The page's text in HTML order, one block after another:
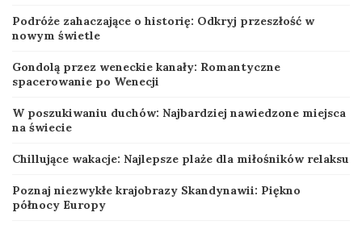
Podróże zahaczające o historię: Odkryj przeszłość w
nowym świetle
Gondolą przez weneckie kanały: Romantyczne
spacerowanie po Wenecji
W poszukiwaniu duchów: Najbardziej nawiedzone miejsca
na świecie
Chillujące wakacje: Najlepsze plaże dla miłośników relaksu
Poznaj niezwykłe krajobrazy Skandynawii: Piękno
północy Europy